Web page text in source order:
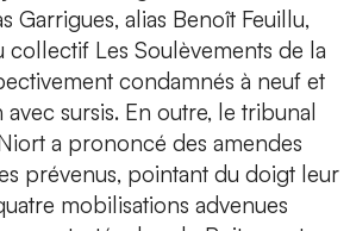
Garrigues, alias Benoît Feuillu,
collectif Les Soulèvements de la
condamnés à neuf et
sursis. En outre, le tribunal
a prononcé des amendes
prévenus, pointant du doigt leur
mobilisations advenues